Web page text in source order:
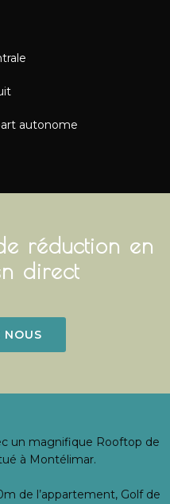
autonome
réduction en
direct
NOUS
un magnifique Rooftop de
à Montélimar.
de l’appartement, Golf de